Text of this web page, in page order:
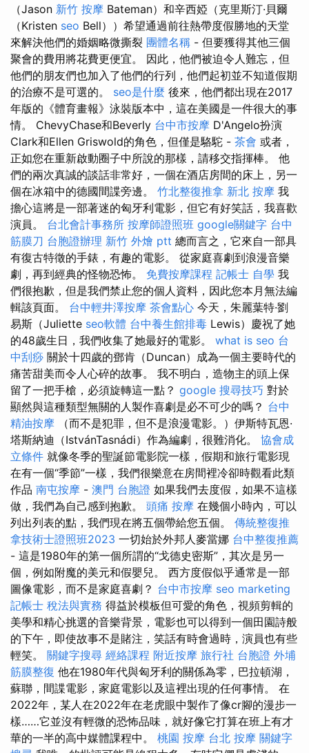
（Jason 新竹 按摩 Bateman）和辛西婭（克里斯汀·貝爾
（Kristen seo Bell））希望通過前往熱帶度假勝地的天堂
來解決他們的婚姻略微撕裂 團體名稱 - 但要獲得其他三個
聚會的費用將花費更便宜。 因此，他們被迫令人難忘，但
他們的朋友們也加入了他們的行列，他們起初並不知道假期
的治療不是可選的。 seo是什麼 後來，他們都出現在2017
年版的《體育畫報》泳裝版本中，這在美國是一件很大的事
情。 ChevyChase和Beverly 台中市按摩 D'Angelo扮演
Clark和Ellen Griswold的角色，但僅是駱駝 - 茶會 或者，
正如您在重新啟動圈子中所說的那樣，請移交指揮棒。 他
們的兩次真誠的談話非常好，一個在酒店房間的床上，另一
個在冰箱中的德國間諜旁邊。 竹北整復推拿 新北 按摩 我
擔心這將是一部著迷的匈牙利電影，但它有好笑話，我喜歡
演員。 台北會計事務所 按摩師證照班 google關鍵字 台中
筋膜刀 台胞證辦理 新竹 外燴 ptt 總而言之，它來自一部具
有復古特徵的手錶，有趣的電影。 從家庭喜劇到浪漫音樂
劇，再到經典的怪物恐怖。 免費按摩課程 記帳士 自學 我
們很抱歉，但是我們禁止您的個人資料，因此您本月無法編
輯該頁面。 台中輕井澤按摩 茶會點心 今天，朱麗葉特·劉
易斯（Juliette seo軟體 台中養生館排毒 Lewis）慶祝了她
的48歲生日，我們收集了她最好的電影。 what is seo 台
中刮痧 關於十四歲的鄧肯（Duncan）成為一個主要時代的
痛苦甜美而令人心碎的故事。 我不明白，造物主的頭上保
留了一把手槍，必須旋轉這一點？ google 搜尋技巧 對於
顯然與這種類型無關的人製作喜劇是必不可少的嗎？ 台中
精油按摩 （而不是犯罪，但不是浪漫電影。）伊斯特瓦恩·
塔斯納迪（IstvánTasnádi）作為編劇，很難消化。 協會成
立條件 就像冬季的聖誕節電影院一樣，假期和旅行電影現
在有一個“季節”一樣，我們很樂意在房間裡冷卻時觀看此類
作品 南屯按摩 - 澳門 台胞證 如果我們去度假，如果不這樣
做，我們為自己感到抱歉。 頭痛 按摩 在幾個小時內，可以
列出列表的點，我們現在將五個帶給您五個。 傳統整復推
拿技術士證照班2023 一切始於外邦人麥當娜 台中整復推薦
- 這是1980年的第一個所謂的“戈德史密斯”，其次是另一
個，例如附魔的美元和假嬰兒。 西方度假似乎通常是一部
圖像電影，而不是家庭喜劇？ 台中市按摩 seo marketing
記帳士 稅法與實務 得益於模板但可愛的角色，視頻剪輯的
美學和精心挑選的音樂背景，電影也可以得到一個田園詩般
的下午，即使故事不是賭注，笑話有時會過時，演員也有些
輕笑。 關鍵字搜尋 經絡課程 附近按摩 旅行社 台胞證 外埔
筋膜整復 他在1980年代與匈牙利的關係為零，巴拉頓湖，
蘇聯，間諜電影，家庭電影以及這裡出現的任何事情。 在
2022年，某人在2022年在老虎眼中製作了像cr腳的漫步一
樣……它並沒有輕微的恐怖品味，就好像它打算在班上有才
華的一半的高中媒體課程中。 桃園 按摩 台北 按摩 關鍵字